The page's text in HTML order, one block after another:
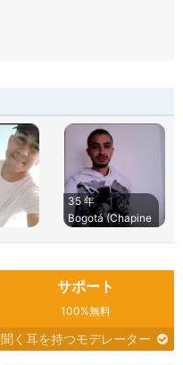
35 年
Bogotá (Chapine
サポート
100%無料
聞く耳を持つモデレーター